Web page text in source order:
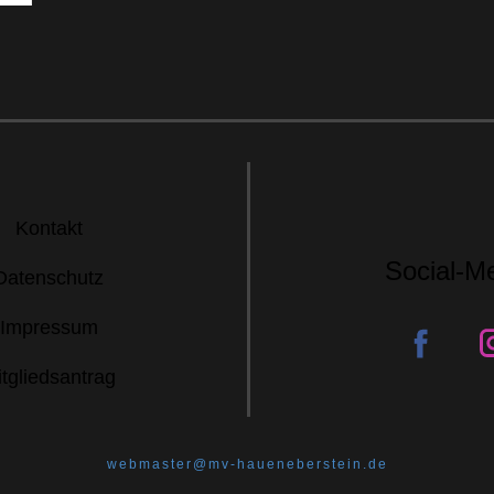
Kontakt
Social-
Impressum
webmaster@mv-haueneberstein.de